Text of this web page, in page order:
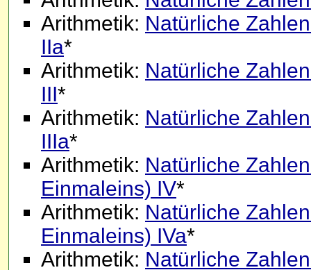
Arithmetik: Natürliche
IIa*
Arithmetik: Natürliche
III*
Arithmetik: Natürliche
IIIa*
Arithmetik: Natürliche
Einmaleins) IV*
Arithmetik: Natürliche
Einmaleins) IVa*
Arithmetik: Natürliche